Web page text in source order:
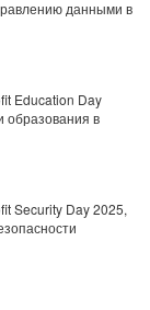
данными в
Education Day
в
Security Day 2025,